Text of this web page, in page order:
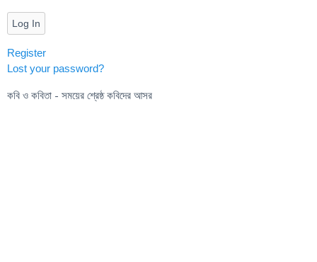
Log In
Register
Lost your password?
কবি ও কবিতা - সময়ের শ্রেষ্ঠ কবিদের আসর